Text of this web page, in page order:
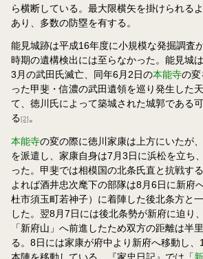
ら横断している。最大限横矢を掛けられる
あり、多数の防塁を有する。
能見城跡は平成16年度に小規模な発掘調査
時期の遺構検出には至らなかった。能見城
3月の武田氏滅亡、同年6月2日の本能寺の変
った甲斐・信濃の武田遺領を巡り発生した
て、徳川氏によって築城された城郭である
る[2] 。
本能寺の変の際に徳川家康は上方にいたが
を派遣し、家康自身は7月3日に浜松を立ち
った。甲斐では相模国の北条氏直と抗戦す
よれば酒井忠次麾下の部隊は8月6日に新府
杜市須玉町若神子）に着陣した後北条方と
した。翌8月7日には後北条勢が新府に迫り
「新府山」へ前進したため双方の距離は半
る。8日には家康が府中より新府へ移動し、
本陣を移動している。『家忠日記』では「